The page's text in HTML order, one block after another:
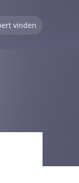
vinden